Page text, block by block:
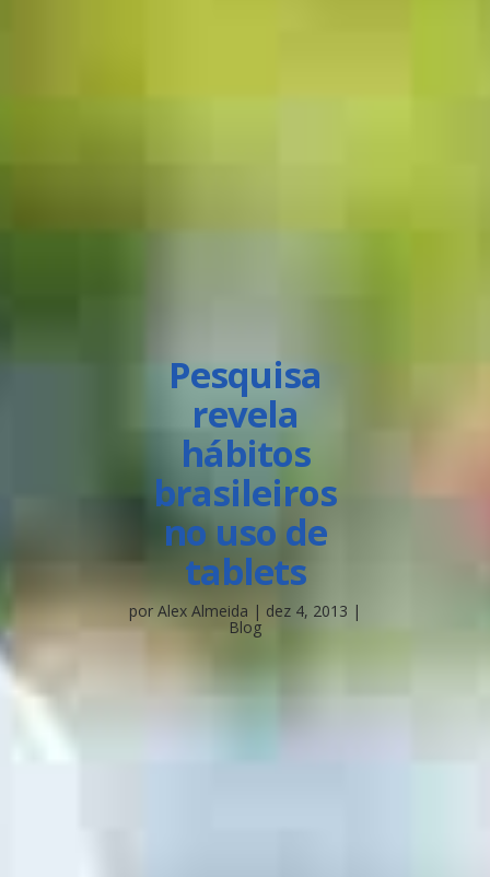
Pesquisa
revela
hábitos
brasileiros
no uso de
tablets
por Alex Almeida | dez 4, 2013 |
Blog